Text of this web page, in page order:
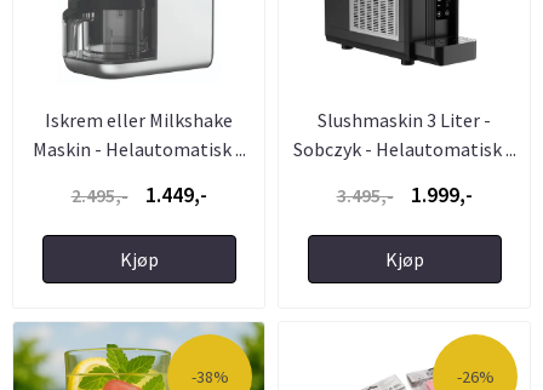
Iskrem eller Milkshake
Maskin - Helautomatisk ...
2.495,-
1.449,-
Kjøp
Slushmaskin 3 Liter -
Sobczyk - Helautomatisk ...
3.495,-
1.999,-
Kjøp
-38% -26%